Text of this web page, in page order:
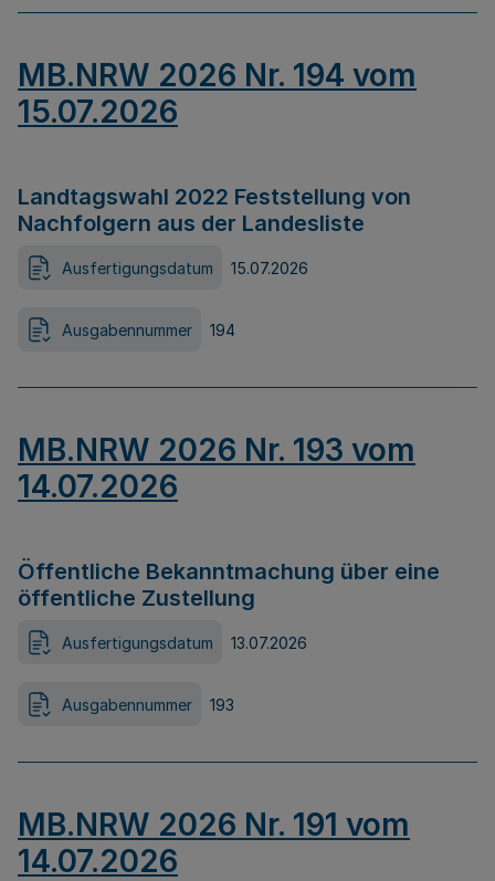
MB.NRW 2026 Nr. 194 vom
15.07.2026
Landtagswahl 2022 Feststellung von
Nachfolgern aus der Landesliste
Ausfertigungsdatum 15.07.2026
Ausgabennummer 194
MB.NRW 2026 Nr. 193 vom
14.07.2026
Öffentliche Bekanntmachung über eine
öffentliche Zustellung
Ausfertigungsdatum 13.07.2026
Ausgabennummer 193
MB.NRW 2026 Nr. 191 vom
14.07.2026